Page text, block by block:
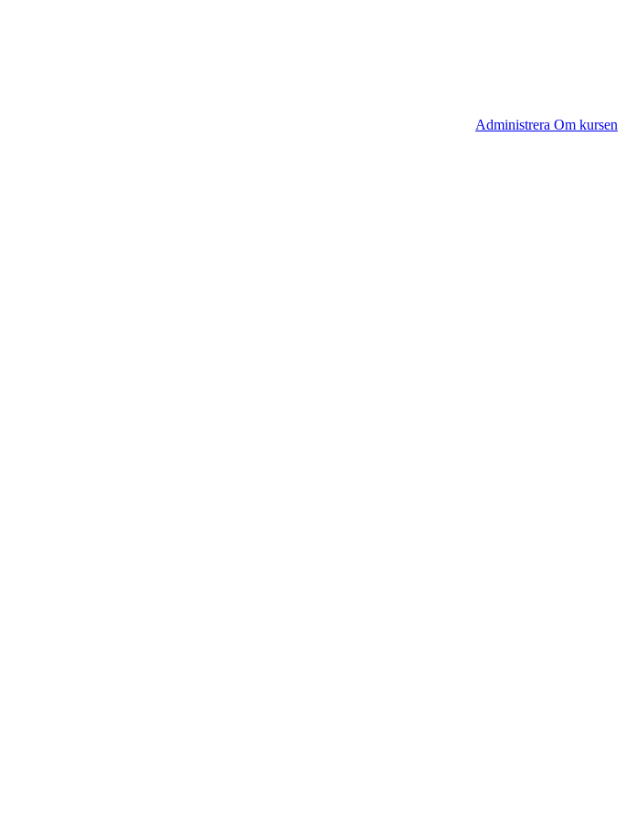
Administrera Om kursen